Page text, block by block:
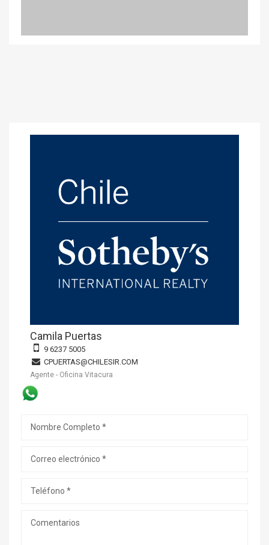
Camila Puertas
9 6237 5005
CPUERTAS@CHILESIR.COM
Agente - Oficina Vitacura